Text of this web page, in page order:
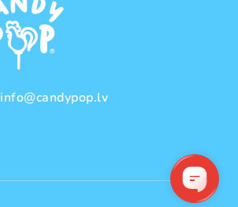
info@candypop.lv